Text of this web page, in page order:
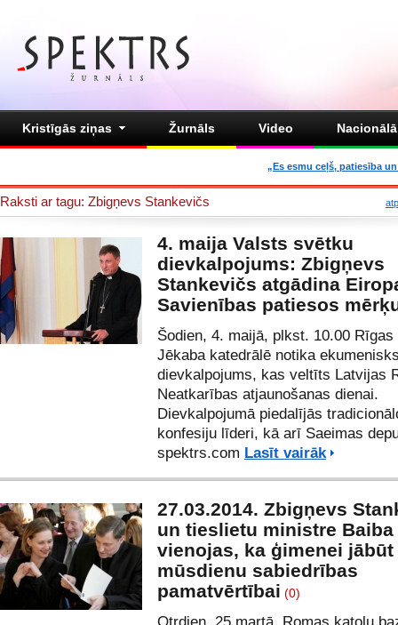
Kristīgās ziņas Žurnāls Video
„Es esmu ceļš, patiesība
Raksti ar tagu: Zbigņevs Stankevičs
4. maija Valsts svētku
dievkalpojums: Zbigņevs
Stankevičs atgādina
Savienības patiesos
Šodien, 4. maijā, plkst. 10.00 Rīgas
Jēkaba katedrālē notika
dievkalpojums, kas veltīts Latvijas
Neatkarības atjaunošanas dienai.
Dievkalpojumā piedalījās
konfesiju līderi, kā arī Saeimas
spektrs.com Lasīt vairāk
27.03.2014. Zbigņevs
un tieslietu ministre Baiba
vienojas, ka ģimenei jābūt
mūsdienu sabiedrības
pamatvērtībai (0)